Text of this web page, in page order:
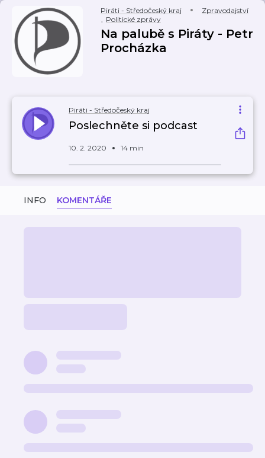
Piráti - Středočeský kraj
Zpravodajství
, Politické zprávy
Na palubě s Piráty - Petr
Procházka
Piráti - Středočeský kraj
Poslechněte si podcast
10. 2. 2020 14 min
INFO KOMENTÁŘE